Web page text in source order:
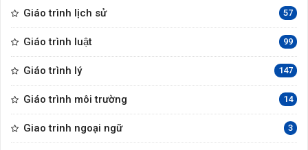
Giáo trình lịch sử 57
Giáo trình luật 99
Giáo trình lý 147
Giáo trình môi trường 14
Giao trinh ngoại ngữ 3